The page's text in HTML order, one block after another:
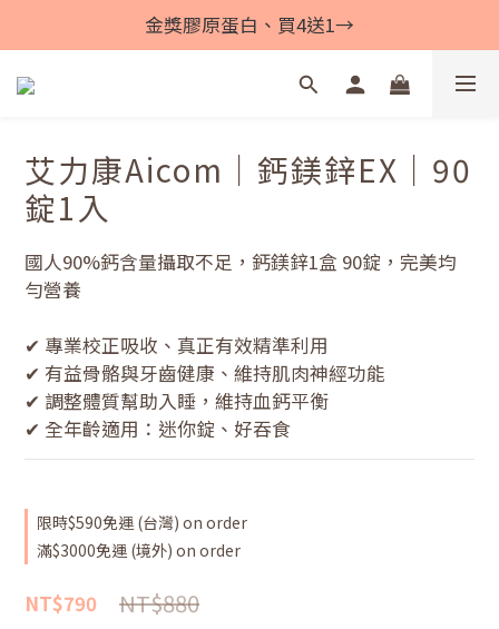
金獎膠原蛋白、買4送1→
艾力康Aicom｜鈣鎂鋅EX｜90
錠1入
國人90%鈣含量攝取不足，鈣鎂鋅1盒 90錠，完美均
勻營養
✔ 專業校正吸收、真正有效精準利用
✔ 有益骨骼與牙齒健康、維持肌肉神經功能
✔ 調整體質幫助入睡，維持血鈣平衡
✔ 全年齡適用：迷你錠、好吞食
限時$590免運 (台灣) on order
滿$3000免運 (境外) on order
NT$880
NT$790